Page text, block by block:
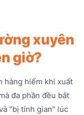
xuyên
giờ?
hàng hiếm khi xuất
đa phần đều bắt
"bị tính gian" lúc